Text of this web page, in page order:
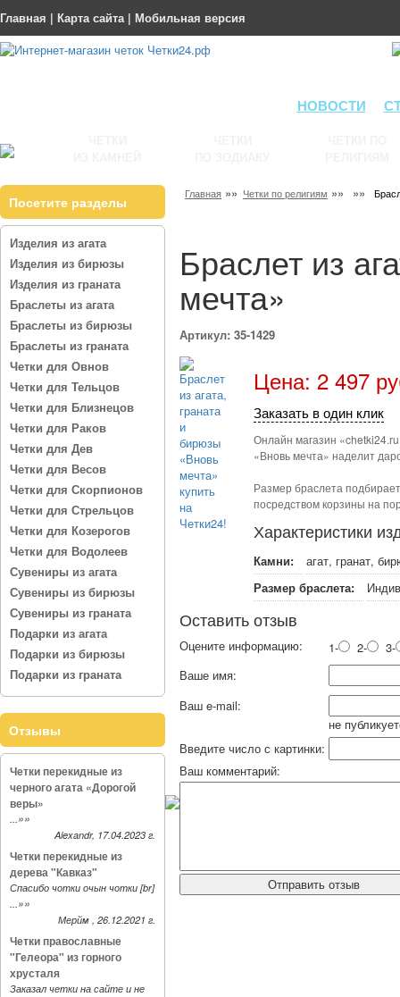
Главная | Карта сайта| Мобильная версия
НОВОСТИ
Посетите разделы
Изделия из агата
Изделия из бирюзы
Изделия из граната
Браслеты из агата
Браслеты из бирюзы
Браслеты из граната
Четки для Овнов
Четки для Тельцов
Четки для Близнецов
Четки для Раков
Четки для Дев
Четки для Весов
Четки для Скорпионов
Четки для Стрельцов
Четки для Козерогов
Четки для Водолеев
Сувениры из агата
Сувениры из бирюзы
Сувениры из граната
Подарки из агата
Подарки из бирюзы
Подарки из граната
Отзывы
Четки перекидные из
черного агата «Дорогой
веры»
...»»
Alexandr, 17.04.2023 г.
Четки перекидные из
дерева "Кавказ"
Спасибо чотки очын чотки [br]
...»»
Мерйм , 26.12.2021 г.
Четки православные
"Гелеора" из горного
хрусталя
Заказал четки на сайте и не
Главная »» Четки по религиям »» »»
Браслет из
мечта»
Артикул: 35-1429
Цена: 2 497
Заказать в один клик
Онлайн магазин
«Вновь мечта» наделит
Размер браслета
посредством корзины на
Характеристики
Камни:
агат, гранат,
Размер браслета:
Оставить отзыв
Оцените информацию: 1- 2-
3-
Ваше имя:
Ваш e-mail:
не
Введите число с картинки:
Ваш комментарий: